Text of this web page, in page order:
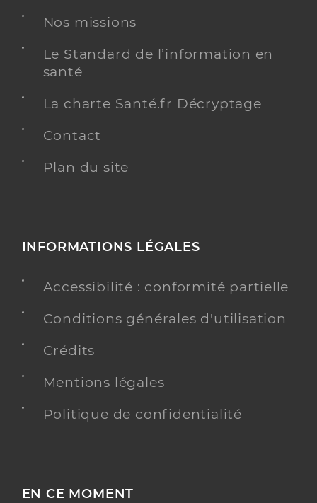
Nos missions
Le Standard de l’information en
santé
La charte Santé.fr Décryptage
Contact
Plan du site
INFORMATIONS LÉGALES
Accessibilité : conformité partielle
Conditions générales d'utilisation
Crédits
Mentions légales
Politique de confidentialité
EN CE MOMENT